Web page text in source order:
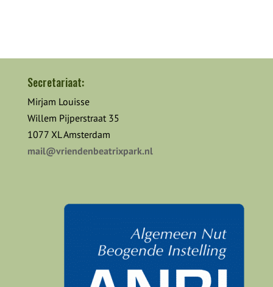
Secretariaat:
Mirjam Louisse
Willem Pijperstraat 35
1077 XL Amsterdam
mail@vriendenbeatrixpark.nl